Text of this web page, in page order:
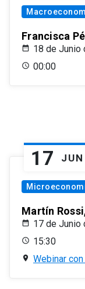
Francisca
18 de Junio
00:00
17 JUN
Martín
17 de Junio
15:30
Webinar